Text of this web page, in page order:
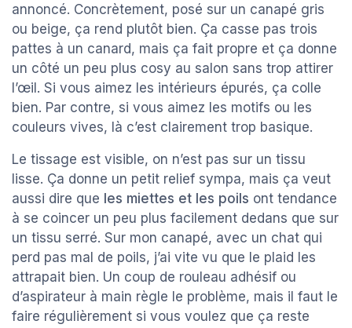
annoncé. Concrètement, posé sur un canapé gris
ou beige, ça rend plutôt bien. Ça casse pas trois
pattes à un canard, mais ça fait propre et ça donne
un côté un peu plus cosy au salon sans trop attirer
l’œil. Si vous aimez les intérieurs épurés, ça colle
bien. Par contre, si vous aimez les motifs ou les
couleurs vives, là c’est clairement trop basique.
Le tissage est visible, on n’est pas sur un tissu
lisse. Ça donne un petit relief sympa, mais ça veut
aussi dire que les miettes et les poils ont tendance
à se coincer un peu plus facilement dedans que sur
un tissu serré. Sur mon canapé, avec un chat qui
perd pas mal de poils, j’ai vite vu que le plaid les
attrapait bien. Un coup de rouleau adhésif ou
d’aspirateur à main règle le problème, mais il faut le
faire régulièrement si vous voulez que ça reste